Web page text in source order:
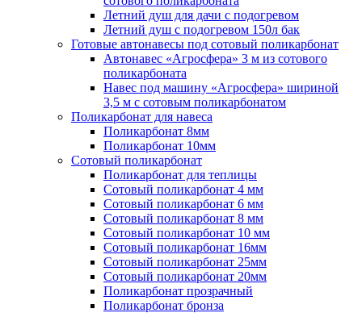
Летний душ для дачи с подогревом
Летний душ с подогревом 150л бак
Готовые автонавесы под сотовый поликарбонат
Автонавес «Агросфера» 3 м из сотового
поликарбоната
Навес под машину «Агросфера» шириной
3,5 м с сотовым поликарбонатом
Поликарбонат для навеса
Поликарбонат 8мм
Поликарбонат 10мм
Сотовый поликарбонат
Поликарбонат для теплицы
Сотовый поликарбонат 4 мм
Сотовый поликарбонат 6 мм
Сотовый поликарбонат 8 мм
Сотовый поликарбонат 10 мм
Сотовый поликарбонат 16мм
Сотовый поликарбонат 25мм
Сотовый поликарбонат 20мм
Поликарбонат прозрачный
Поликарбонат бронза